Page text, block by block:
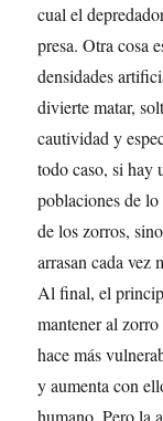
cual el
presa. Otra cosa
densidades
divierte matar,
cautividad y
todo caso, si hay
poblaciones de
de los zorros,
arrasan cada vez
Al final, el
mantener al
hace más
y aumenta con
humano. Pero la